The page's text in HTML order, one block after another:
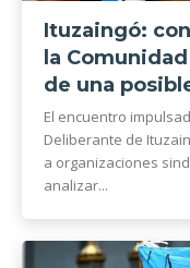
Ituzaingó:
la
de una
El encuentro
Deliberante de
a organizaciones
analizar...